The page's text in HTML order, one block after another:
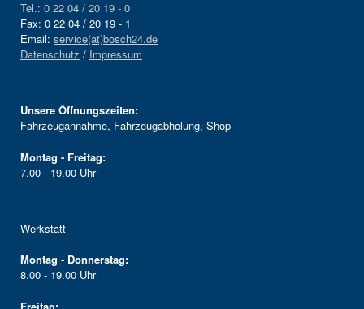
Tel.: 0 22 04 / 20 19 - 0
Fax: 0 22 04 / 20 19 - 1
Email: service(at)bosch24.de
Datenschutz / Impressum
Unsere Öffnungszeiten:
Fahrzeugannahme, Fahrzeugabholung, Shop
Montag - Freitag:
7.00 - 19.00 Uhr
Werkstatt
Montag - Donnerstag:
8.00 - 19.00 Uhr